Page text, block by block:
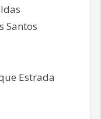
Santos
Estrada